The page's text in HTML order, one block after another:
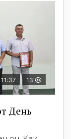
13
День